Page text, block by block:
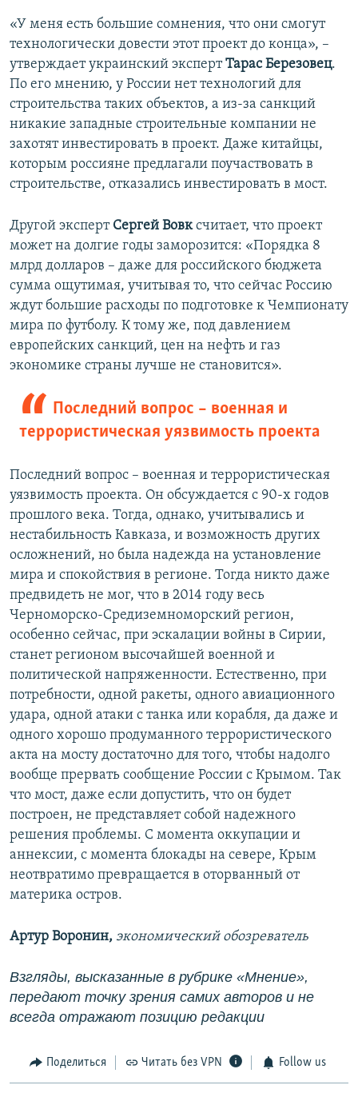
«У меня есть большие сомнения, что они смогут
технологически довести этот проект до конца», –
утверждает украинский экспертТарас Березовец.
По его мнению, у России нет технологий для
строительства таких объектов, а из-за санкций
никакие западные строительные компании не
захотят инвестировать в проект. Даже китайцы,
которым россияне предлагали поучаствовать в
строительстве, отказались инвестировать в мост.
Другой эксперт Сергей Вовксчитает, что проект
может на долгие годы заморозится: «Порядка 8
млрд долларов – даже для российского бюджета
сумма ощутимая, учитывая то, что сейчас Россию
ждут большие расходы по подготовке к Чемпионату
мира по футболу. К тому же, под давлением
европейских санкций, цен на нефть и газ
экономике страны лучше не становится».
Последний вопрос – военная и
террористическая уязвимость проекта
Последний вопрос – военная и террористическая
уязвимость проекта. Он обсуждается с 90-х годов
прошлого века. Тогда, однако, учитывались и
нестабильность Кавказа, и возможность других
осложнений, но была надежда на установление
мира и спокойствия в регионе. Тогда никто даже
предвидеть не мог, что в 2014 году весь
Черноморско-Средиземноморский регион,
особенно сейчас, при эскалации войны в Сирии,
станет регионом высочайшей военной и
политической напряженности. Естественно, при
потребности, одной ракеты, одного авиационного
удара, одной атаки с танка или корабля, да даже и
одного хорошо продуманного террористического
акта на мосту достаточно для того, чтобы надолго
вообще прервать сообщение России с Крымом. Так
что мост, даже если допустить, что он будет
построен, не представляет собой надежного
решения проблемы. С момента оккупации и
аннексии, с момента блокады на севере, Крым
неотвратимо превращается в оторванный от
материка остров.
Артур Воронин, экономический обозреватель
Взгляды, высказанные в рубрике «Мнение»,
передают точку зрения самих авторов и не
всегда отражают позицию редакции
Поделиться Читать без VPN Follow us